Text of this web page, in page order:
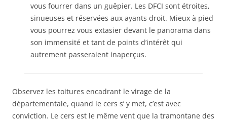
vous fourrer dans un guêpier. Les DFCI sont étroites,
sinueuses et réservées aux ayants droit. Mieux à pied
vous pourrez vous extasier devant le panorama dans
son immensité et tant de points d’intérêt qui
autrement passeraient inaperçus.
Observez les toitures encadrant le virage de la
départementale, quand le cers s’ y met, c’est avec
conviction. Le cers est le même vent que la tramontane des